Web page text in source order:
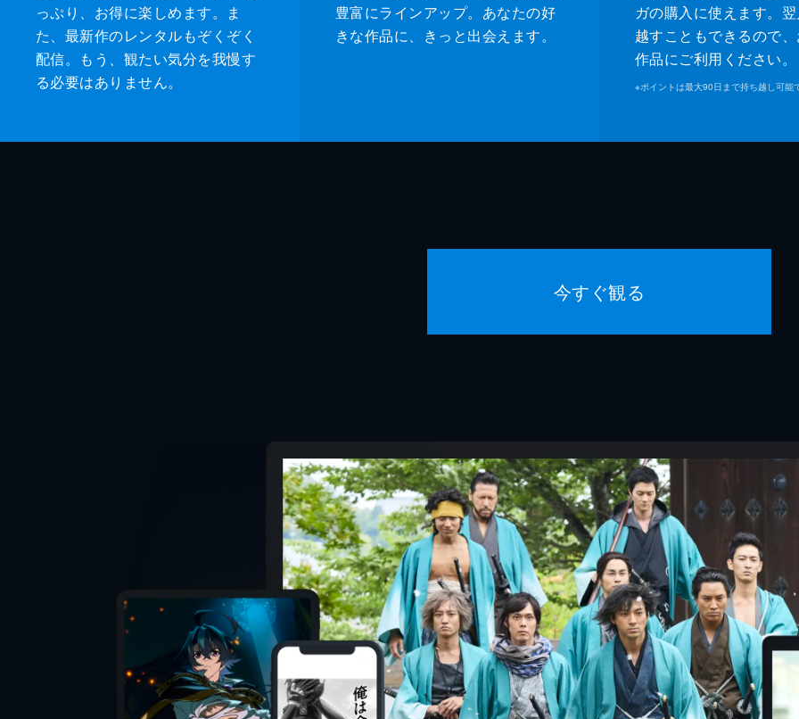
っぷり、お得に楽しめます。ま
た、最新作のレンタルもぞくぞく
配信。もう、観たい気分を我慢す
る必要はありません。
豊富にラインアップ。あなたの好
きな作品に、きっと出会えます。
ガの購入に使えます。
越すこともできるので
作品にご利用ください。
※ポイントは最大90日まで持ち越し可能
今すぐ観る